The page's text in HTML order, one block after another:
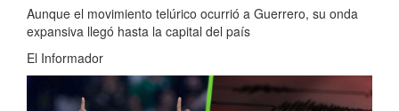
Aunque el movimiento telúrico ocurrió a Guerrero, su onda
expansiva llegó hasta la capital del país
El Informador